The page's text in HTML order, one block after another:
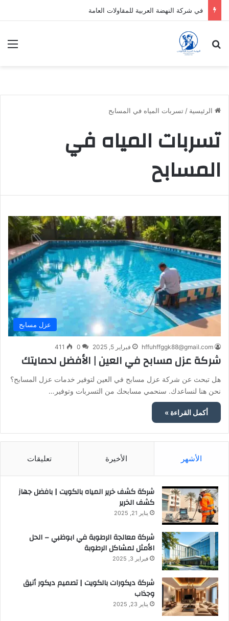
في شركة النهضة العربية للمقاولات العامة
بحث عن
الرئيسية / تسربات المياه في المسابح
تسربات المياه في
المسابح
عزل مسابح
hffuhffggk88@gmail.com فبراير 5, 2025 0
411
شركة عزل مسابح في العين | الأفضل لحمايتك
هل تبحث عن شركة عزل مسابح في العين لتوفير خدمات عزل المسابح؟
نحن هنا لنساعدك. سنحمي مسابحك من التسربات وتوفير…
أكمل القراءة »
الأشهر الأخيرة تعليقات
شركة كشف خرير المياه بالكويت | بافضل جهاز
كشف الخرير
يناير 21, 2025
شركة معالجة الرطوبة في ابوظبي – الحل
الأمثل لمشاكل الرطوبة
فبراير 3, 2025
شركة ديكورات بالكويت | تصميم ديكور أنيق
وجذاب
يناير 23, 2025